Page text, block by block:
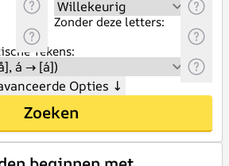
Zonder deze letters:
Tekens:
Opties ↓
Zoeken